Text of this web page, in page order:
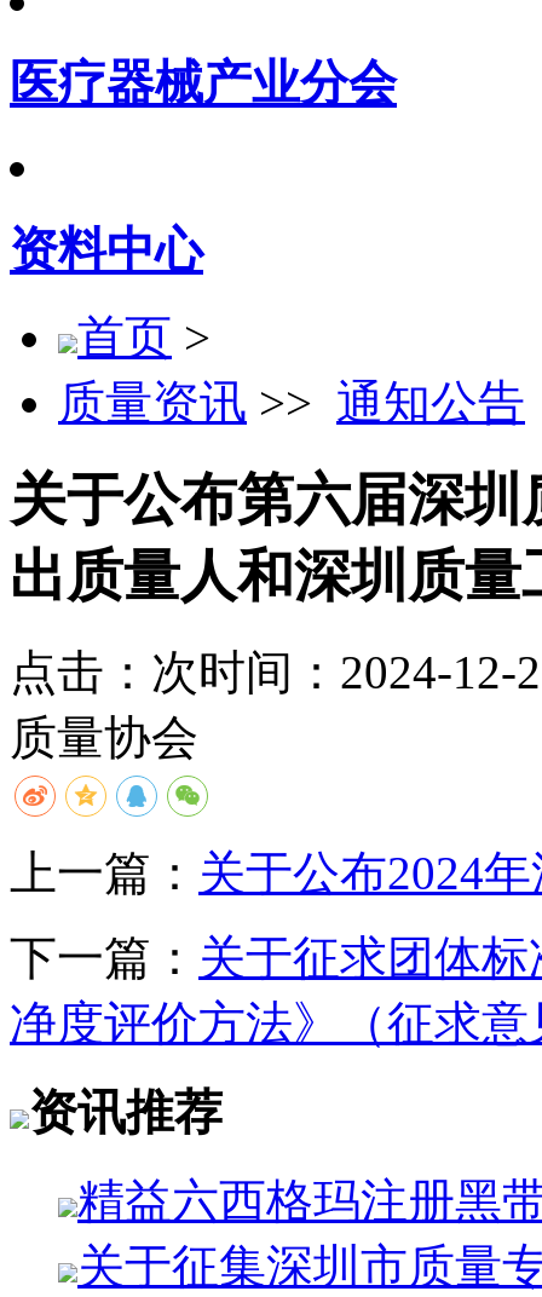
医疗器械产业分会
资料中心
首页 >
质量资讯 >> 通知公告
关于公布第六届深
出质量人和深圳质
点击： 次时间：2024-12-
质量协会
上一篇： 关于公布2024
下一篇： 关于征求团体
净度评价方法》（征求
资讯推荐
精益六西格玛注册黑
关于征集深圳市质量